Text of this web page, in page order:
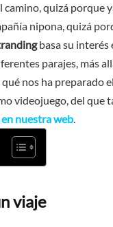
camino, quizá porque
nipona, quizá
basa su interés
parajes, más
nos ha preparado el
videojuego, del que
nuestra web.
viaje